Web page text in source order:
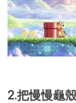
2.把慢慢龜